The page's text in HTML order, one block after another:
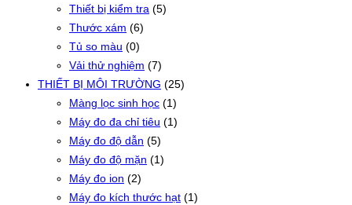
Thiết bị kiểm tra (5)
Thước xám (6)
Tủ so màu (0)
Vải thử nghiệm (7)
THIẾT BỊ MÔI TRƯỜNG (25)
Màng lọc sinh học (1)
Máy đo đa chỉ tiêu (1)
Máy đo độ dẫn (5)
Máy đo độ mặn (1)
Máy đo ion (2)
Máy đo kích thước hạt (1)